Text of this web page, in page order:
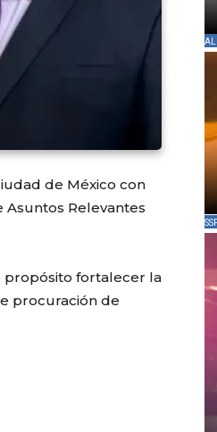
de México con
Asuntos Relevantes
propósito fortalecer la
procuración de